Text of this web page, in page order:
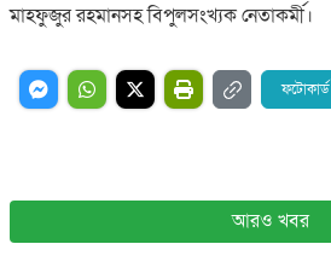
মাহফুজুর রহমানসহ বিপুলসংখ্যক নেতাকর্মী।
ফটোকার্ড
আরও খবর